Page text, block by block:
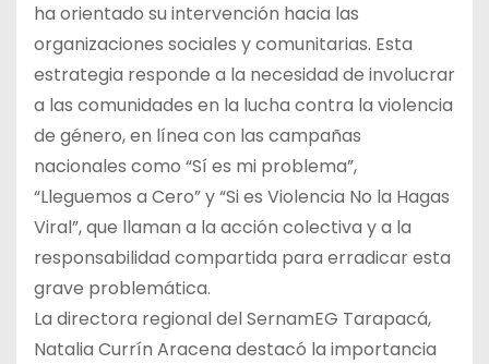
ha orientado su intervención hacia las
organizaciones sociales y comunitarias. Esta
estrategia responde a la necesidad de involucrar
a las comunidades en la lucha contra la violencia
de género, en línea con las campañas
nacionales como “Sí es mi problema”,
“Lleguemos a Cero” y “Si es Violencia No la Hagas
Viral”, que llaman a la acción colectiva y a la
responsabilidad compartida para erradicar esta
grave problemática.
La directora regional del SernamEG Tarapacá,
Natalia Currín Aracena destacó la importancia